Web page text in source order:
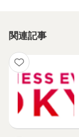
関連記事